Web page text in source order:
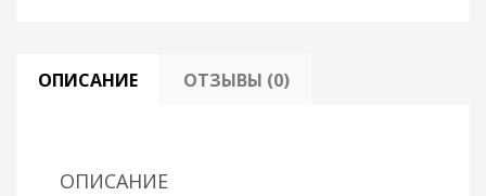
ОПИСАНИЕ ОТЗЫВЫ (0)
ОПИСАНИЕ